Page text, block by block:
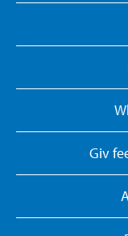
Giv